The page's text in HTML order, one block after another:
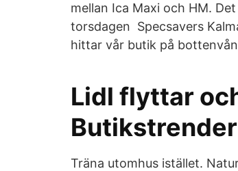
mellan Ica Maxi och HM.
torsdagen Specsavers
hittar vår butik på
Lidl flyttar
Butikstrender
Träna utomhus istället.